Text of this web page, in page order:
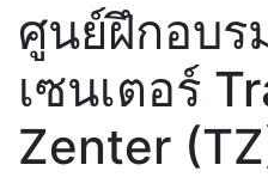
ศูนย์ฝึกอบร
เซนเตอร์
Zenter